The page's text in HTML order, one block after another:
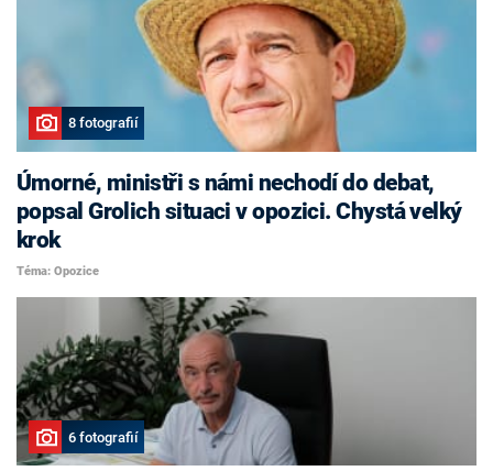
8 fotografií
Úmorné, ministři s námi nechodí do debat,
popsal Grolich situaci v opozici. Chystá velký
krok
Téma: Opozice
6 fotografií